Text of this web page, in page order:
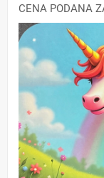
CENA PODANA